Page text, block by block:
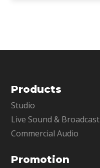
Products
Studio
Live Sound & Broadcast
Commercial Audio
Promotion